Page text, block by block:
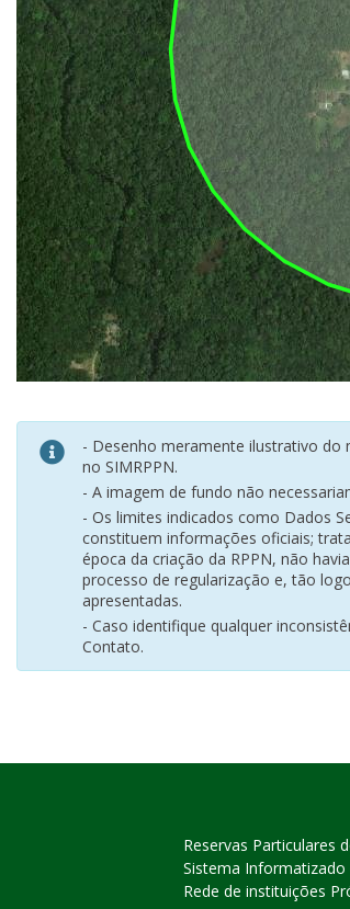
UC
Municipais
Hidrografia
1:1.000.000
(ANA)
Biomas
(IBGE)
Vegetação
(IBGE)
Rodovias
(IBGE)
Relevo
(IBGE)
- Desenho meramente ilustrativo do
no SIMRPPN.
- A imagem de fundo não
- Os limites indicados como Dados
constituem informações oficiais;
época da criação da RPPN, não
processo de regularização e, tão
apresentadas.
- Caso identifique qualquer
Contato.
Reservas Particulares
Sistema Informatizado
Rede de instituições